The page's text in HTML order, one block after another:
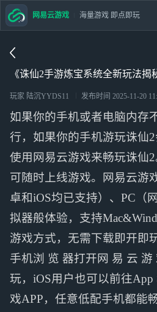
《诛仙2手游炼宝系统全新玩法揭
玩家 陆沉YYDS11 发布时间 2025-11-20
如果你的手机或者电脑内存
行，如果你的手机游玩诛仙
使用网易云游戏来畅玩诛仙
可随时上线游戏。网易云游
卓和iOS均已支持）、PC（
拟器般体验，支持
游戏方式，无需下载即开即
手机浏 览 器打开网 易 云
玩，iOS用户也可以前往App
戏APP，任意低配手机都能
网易云游戏 海量游戏 即点即玩